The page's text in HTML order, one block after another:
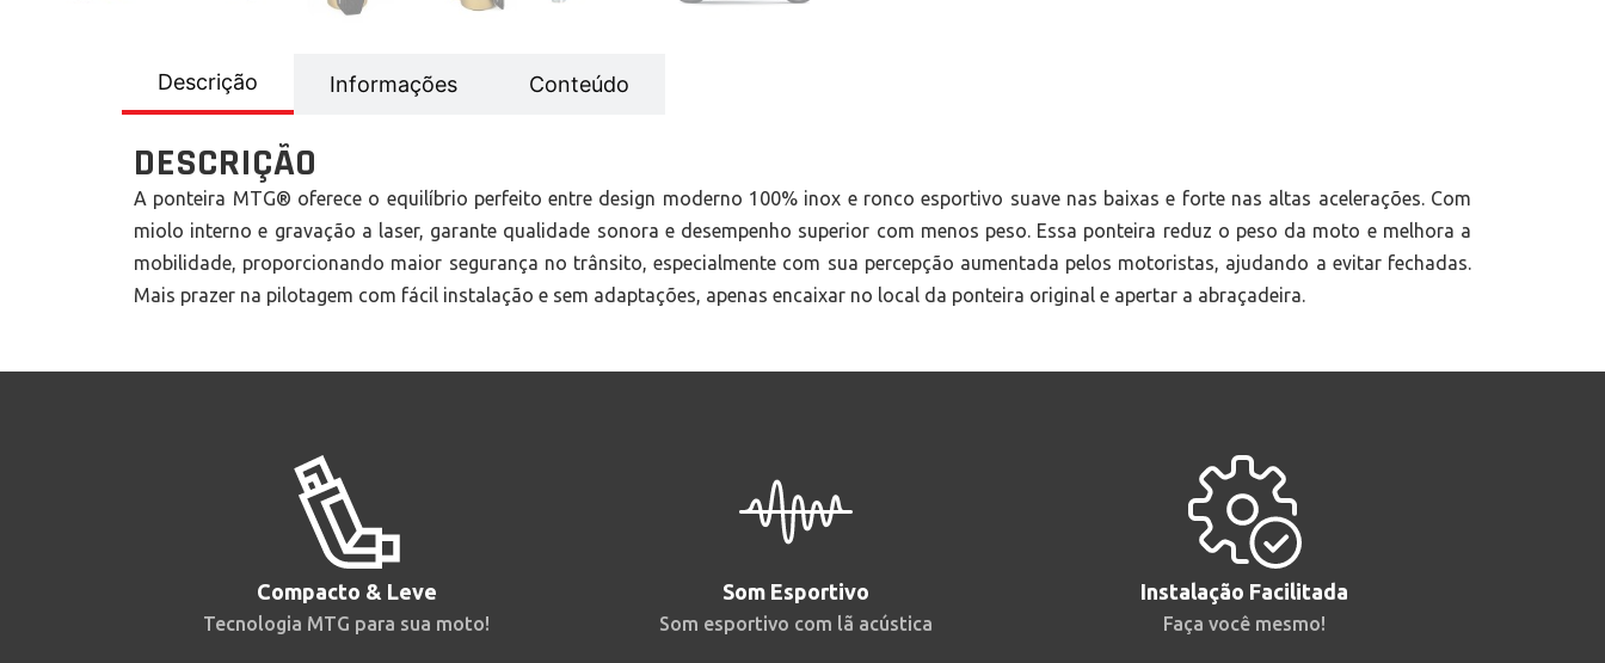
Descrição Informações Conteúdo
DESCRIÇÃO
A ponteira MTG® oferece o equilíbrio perfeito entre design moderno 100% inox e ronco esportivo suave nas baixas e forte nas altas acelerações. Com
miolo interno e gravação a laser, garante qualidade sonora e desempenho superior com menos peso. Essa ponteira reduz o peso da moto e melhora a
mobilidade, proporcionando maior segurança no trânsito, especialmente com sua percepção aumentada pelos motoristas, ajudando a evitar fechadas.
Mais prazer na pilotagem com fácil instalação e sem adaptações, apenas encaixar no local da ponteira original e apertar a abraçadeira.
Compacto & Leve
Tecnologia MTG para sua moto!
Som Esportivo
Som esportivo com lã acústica
Instalação Facilitada
Faça você mesmo!